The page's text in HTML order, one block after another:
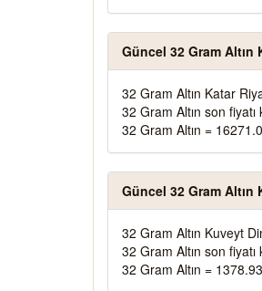
Güncel 32 Gram Altın
32 Gram Altın Katar
32 Gram Altın son fiyatı
32 Gram Altın =
Güncel 32 Gram Altın
32 Gram Altın Kuveyt
32 Gram Altın son fiyatı
32 Gram Altın =